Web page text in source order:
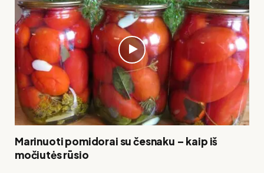
Marinuoti pomidorai su česnaku – kaip iš
močiutės rūsio